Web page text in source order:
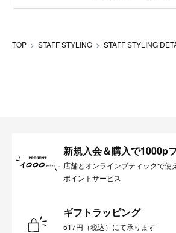
TOP STAFF STYLING STAFF STYLING
新規入会＆購入で1000p
店舗とオンラインブティックで使
ポイントサービス
ギフトラッピング
517円（税込）にて承ります